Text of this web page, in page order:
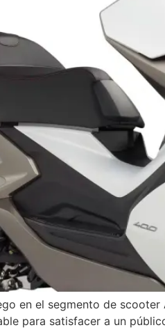
en el segmento de
para satisfacer a un